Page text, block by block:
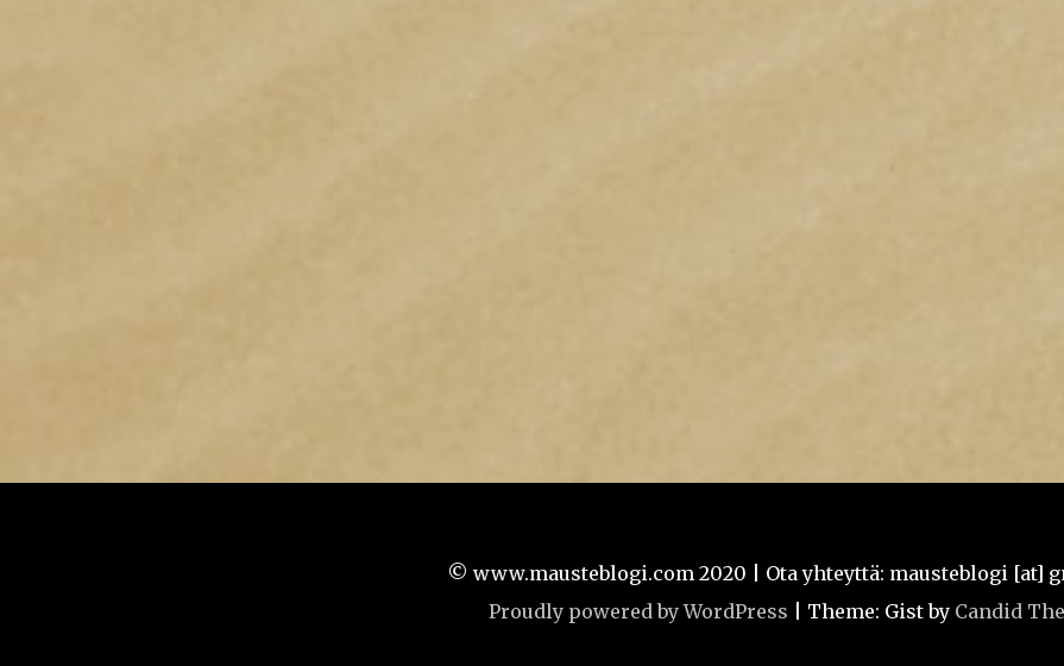
© www.mausteblogi.com 2020 | Ota yhteyttä: mausteblogi [at]
Proudly powered by WordPress
Theme: Gist by Candid